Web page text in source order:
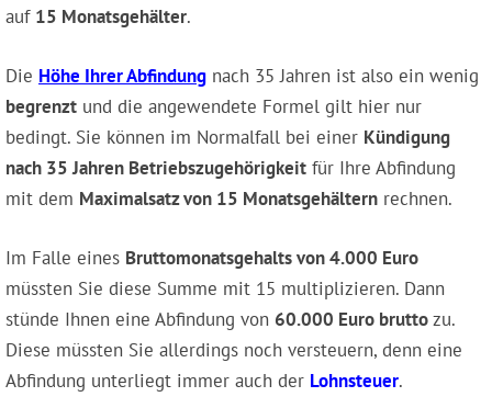
auf 15 Monatsgehälter.
Die Höhe Ihrer Abfindung nach 35 Jahren ist also ein wenig
begrenzt und die angewendete Formel gilt hier nur
bedingt. Sie können im Normalfall bei einer Kündigung
nach 35 Jahren Betriebszugehörigkeit für Ihre Abfindung
mit dem Maximalsatz von 15 Monatsgehältern rechnen.
Im Falle eines Bruttomonatsgehalts von 4.000 Euro
müssten Sie diese Summe mit 15 multiplizieren. Dann
stünde Ihnen eine Abfindung von 60.000 Euro bruttozu.
Diese müssten Sie allerdings noch versteuern, denn eine
Abfindung unterliegt immer auch der Lohnsteuer.